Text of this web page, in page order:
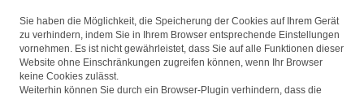
Sie haben die Möglichkeit, die Speicherung der Cookies auf Ihrem Gerät
zu verhindern, indem Sie in Ihrem Browser entsprechende Einstellungen
vornehmen. Es ist nicht gewährleistet, dass Sie auf alle Funktionen dieser
Website ohne Einschränkungen zugreifen können, wenn Ihr Browser
keine Cookies zulässt.
Weiterhin können Sie durch ein Browser-Plugin verhindern, dass die